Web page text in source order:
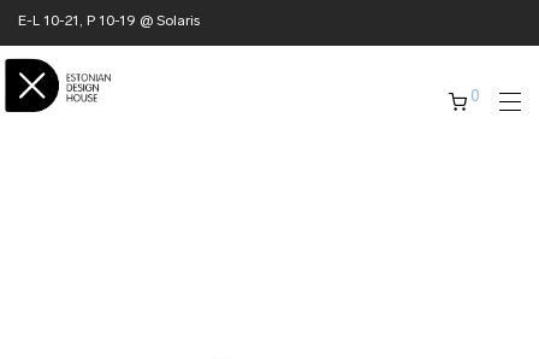
E-L 10-21, P 10-19 @ Solaris
0